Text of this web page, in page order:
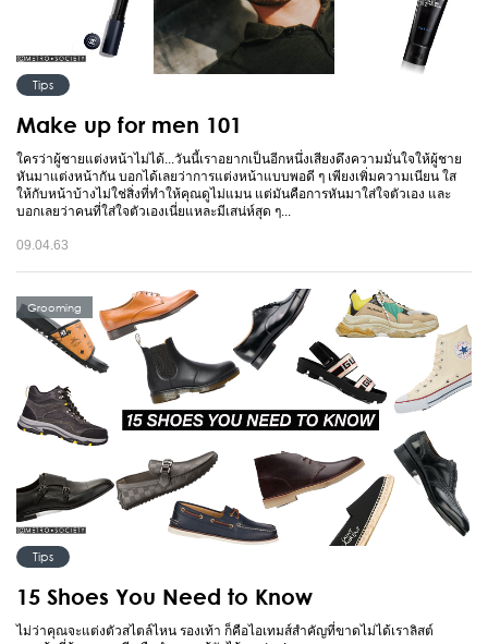
Tips
Make up for men 101
ใครว่าผู้ชายแต่งหน้าไม่ได้...วันนี้เราอยากเป็นอีกหนึ่งเสียงดึงความมั่นใจให้ผู้ชาย
หันมาแต่งหน้ากัน บอกได้เลยว่าการแต่งหน้าแบบพอดี ๆ เพียงเพิ่มความเนียน ใส
ให้กับหน้าบ้างไม่ใช่สิ่งที่ทำให้คุณดูไม่แมน แต่มันคือการหันมาใส่ใจตัวเอง และ
บอกเลยว่าคนที่ใส่ใจตัวเองเนี่ยแหละมีเสน่ห์สุด ๆ...
09.04.63
Grooming
Tips
15 Shoes You Need to Know
ไม่ว่าคุณจะแต่งตัวสไตล์ไหน รองเท้า ก็คือไอเทมส์สำคัญที่ขาดไม่ได้เราลิสต์